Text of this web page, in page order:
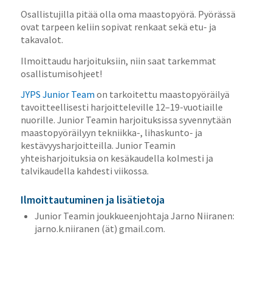
Osallistujilla pitää olla oma maastopyörä. Pyörässä
ovat tarpeen keliin sopivat renkaat sekä etu- ja
takavalot.
Ilmoittaudu harjoituksiin, niin saat tarkemmat
osallistumisohjeet!
JYPS Junior Team on tarkoitettu maastopyöräilyä
tavoitteellisesti harjoitteleville 12–19-vuotiaille
nuorille. Junior Teamin harjoituksissa syvennytään
maastopyöräilyyn tekniikka-, lihaskunto- ja
kestävyysharjoitteilla. Junior Teamin
yhteisharjoituksia on kesäkaudella kolmesti ja
talvikaudella kahdesti viikossa.
Ilmoittautuminen ja lisätietoja
Junior Teamin joukkueenjohtaja Jarno Niiranen:
jarno.k.niiranen (ät) gmail.com.